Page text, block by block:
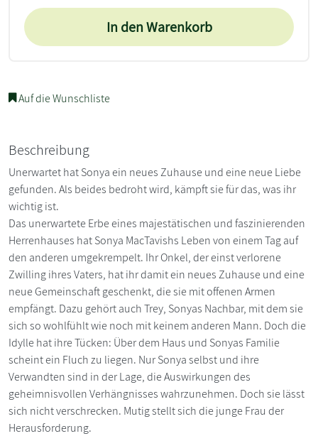
In den Warenkorb
Auf die Wunschliste
Beschreibung
Unerwartet hat Sonya ein neues Zuhause und eine neue Liebe
gefunden. Als beides bedroht wird, kämpft sie für das, was ihr
wichtig ist.
Das unerwartete Erbe eines majestätischen und faszinierenden
Herrenhauses hat Sonya MacTavishs Leben von einem Tag auf
den anderen umgekrempelt. Ihr Onkel, der einst verlorene
Zwilling ihres Vaters, hat ihr damit ein neues Zuhause und eine
neue Gemeinschaft geschenkt, die sie mit offenen Armen
empfängt. Dazu gehört auch Trey, Sonyas Nachbar, mit dem sie
sich so wohlfühlt wie noch mit keinem anderen Mann. Doch die
Idylle hat ihre Tücken: Über dem Haus und Sonyas Familie
scheint ein Fluch zu liegen. Nur Sonya selbst und ihre
Verwandten sind in der Lage, die Auswirkungen des
geheimnisvollen Verhängnisses wahrzunehmen. Doch sie lässt
sich nicht verschrecken. Mutig stellt sich die junge Frau der
Herausforderung.